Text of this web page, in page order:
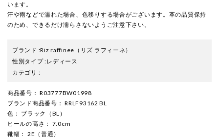
います。
汗や雨などで濡れた場合、色移りする場合がございます。革の品質保持
のため、できるだけ濡らさないようご注意下さい。
ブランド :Riz raffinee （リズ ラフィーネ）
性別タイプ:レディース
カテゴリ :
商品番号 ： R03777BW01998
ブランド商品番号 ： RRLF93162 BL
色 ： ブラック（BL）
ヒールの高さ ： 7.0cm
靴幅 ： 2E（普通）